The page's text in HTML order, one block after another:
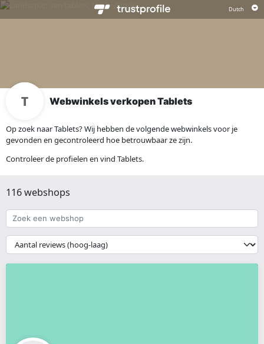
Webwinkels verkopen Tablets
Op zoek naar Tablets? Wij hebben de volgende webwinkels voor je
gevonden en gecontroleerd hoe betrouwbaar ze zijn.
Controleer de profielen en vind Tablets.
116 webshops
Zoek
een
webshop
{{
__('Sort')
}}